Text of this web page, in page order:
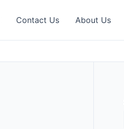
Contact Us About Us